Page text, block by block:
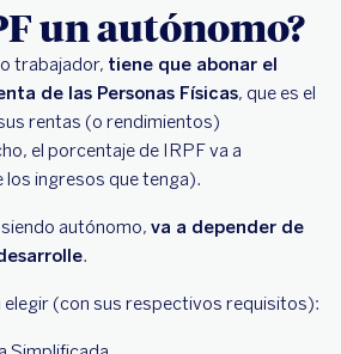
un autónomo?
trabajador, tiene que abonar el
de las Personas Físicas, que es el
rentas (o rendimientos)
el porcentaje de IRPF va a
los ingresos que tenga).
autónomo, va a depender de
.
elegir (con sus respectivos requisitos):